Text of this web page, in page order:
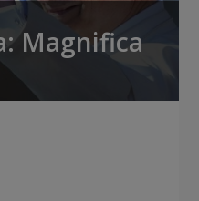
Magnifica